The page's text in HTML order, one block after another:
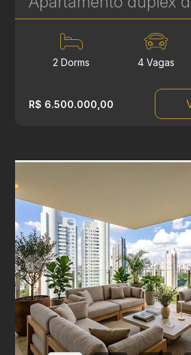
2 Dorms 4 Vagas
R$ 6.500.000,00